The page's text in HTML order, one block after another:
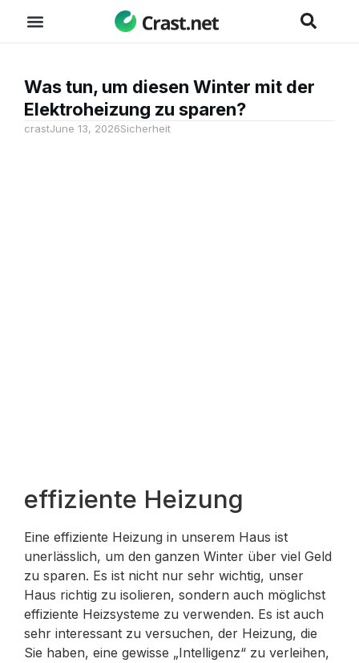
Was tun, um diesen Winter mit der
Elektroheizung zu sparen?
crastJune 13, 2026Sicherheit
effiziente Heizung
Eine effiziente Heizung in unserem Haus ist
unerlässlich, um den ganzen Winter über viel Geld
zu sparen. Es ist nicht nur sehr wichtig, unser
Haus richtig zu isolieren, sondern auch möglichst
effiziente Heizsysteme zu verwenden. Es ist auch
sehr interessant zu versuchen, der Heizung, die
Sie haben, eine gewisse „Intelligenz“ zu verleihen,